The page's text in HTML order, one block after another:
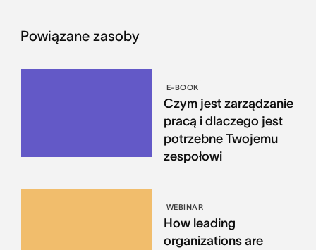
Powiązane zasoby
E-BOOK
Czym jest zarządzanie
pracą i dlaczego jest
potrzebne Twojemu
zespołowi
WEBINAR
How leading
organizations are